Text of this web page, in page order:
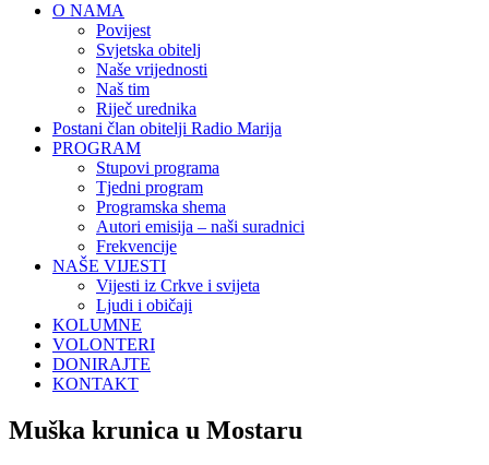
O NAMA
Povijest
Svjetska obitelj
Naše vrijednosti
Naš tim
Riječ urednika
Postani član obitelji Radio Marija
PROGRAM
Stupovi programa
Tjedni program
Programska shema
Autori emisija – naši suradnici
Frekvencije
NAŠE VIJESTI
Vijesti iz Crkve i svijeta
Ljudi i običaji
KOLUMNE
VOLONTERI
DONIRAJTE
KONTAKT
Muška krunica u Mostaru